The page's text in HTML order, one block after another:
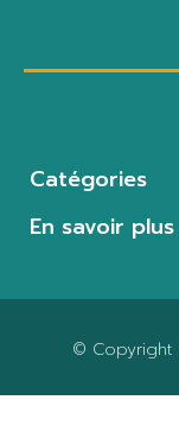
Catégories
En savoir plus
© Copyright